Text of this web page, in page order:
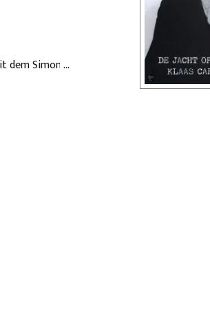
dem Simon